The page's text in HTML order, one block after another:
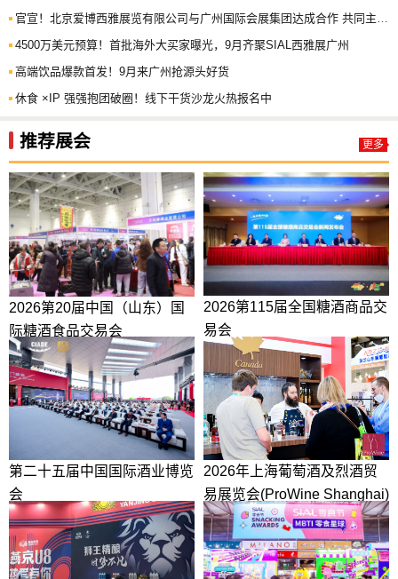
官宣！北京爱博西雅展览有限公司与广州国际会展集团达成合作 共同主办2026 SIAL西雅展(广州)
4500万美元预算！首批海外大买家曝光，9月齐聚SIAL西雅展广州
高端饮品爆款首发！9月来广州抢源头好货
休食 ×IP 强强抱团破圈！线下干货沙龙火热报名中
推荐展会 更多
2026第20届中国（山东）国
际糖酒食品交易会
2026第115届全国糖酒商品交
易会
第二十五届中国国际酒业博览
会
2026年上海葡萄酒及烈酒贸
易展览会(ProWine Shanghai)